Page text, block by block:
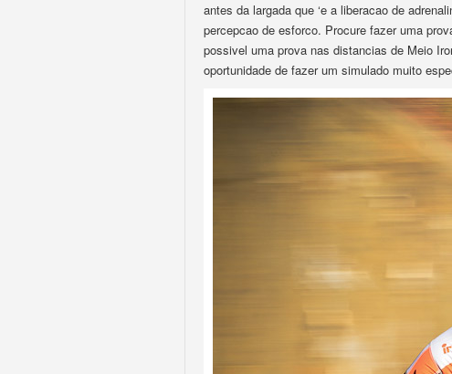
antes da largada que ‘e a liberacao de
percepcao de esforco. Procure fazer uma
possivel uma prova nas distancias de Meio
oportunidade de fazer um simulado muito